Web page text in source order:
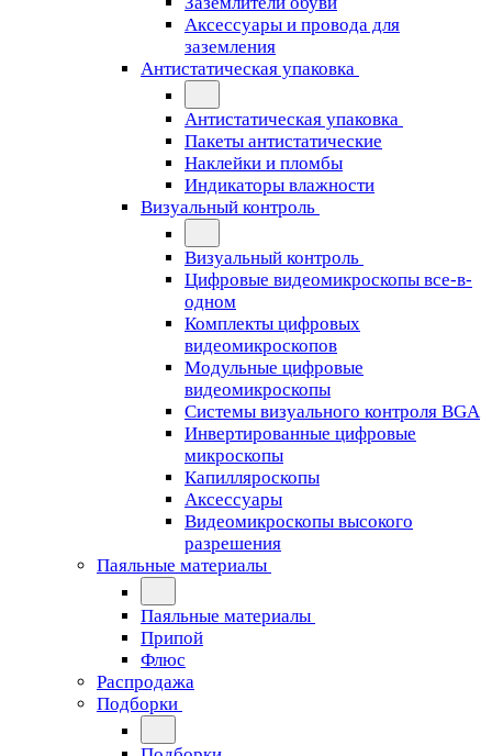
Аксессуары и провода для
заземления
Антистатическая упаковка
Антистатическая упаковка
Пакеты антистатические
Наклейки и пломбы
Индикаторы влажности
Визуальный контроль
Визуальный контроль
Цифровые видеомикроскопы все-в-
одном
Комплекты цифровых
видеомикроскопов
Модульные цифровые
видеомикроскопы
Cистемы визуального контроля BGA
Инвертированные цифровые
микроскопы
Капилляроскопы
Аксессуары
Видеомикроскопы высокого
разрешения
Паяльные материалы
Паяльные материалы
Припой
Флюс
Распродажа
Подборки